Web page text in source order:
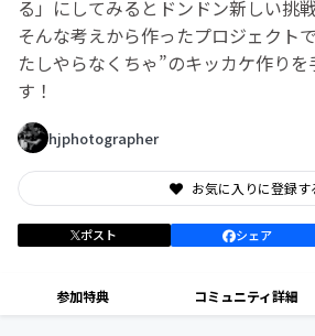
る」にしてみるとドンドン新しい挑
そんな考えから作ったプロジェクト
たしやらなくちゃ”のキッカケ作り
す！
hjphotographer
お気に入りに登録す
ポスト シェア
参加特典 コミュニティ詳細